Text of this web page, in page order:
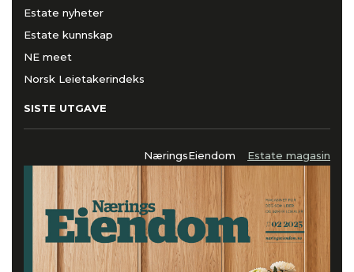
Estate nyheter
Estate kunnskap
NE meet
Norsk Leietakerindeks
SISTE UTGAVE
NæringsEiendom Estate magasin